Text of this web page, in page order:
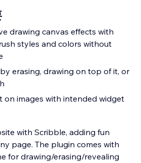
drawing canvas effects with
styles and colors without
erasing, drawing on top of it, or
on images with intended widget
with Scribble, adding fun
page. The plugin comes with
for drawing/erasing/revealing